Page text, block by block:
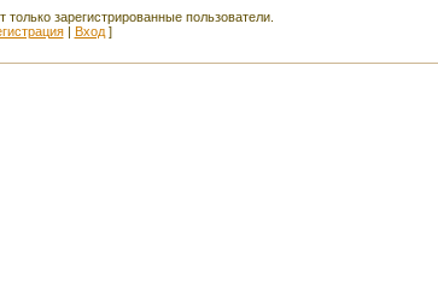
зарегистрированные пользователи.
| Вход]